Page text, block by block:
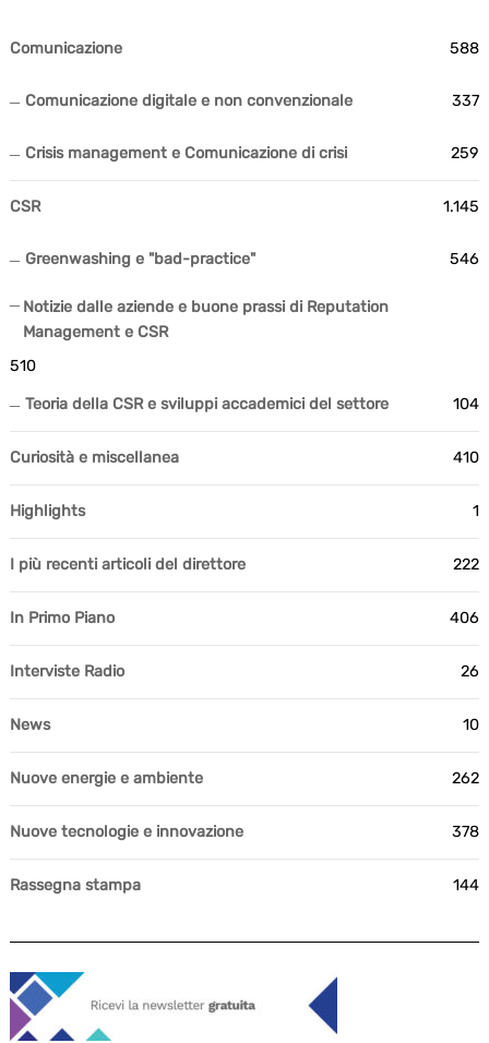
Comunicazione 588
Comunicazione digitale e non convenzionale 337
Crisis management e Comunicazione di crisi 259
CSR 1.145
Greenwashing e "bad-practice" 546
Notizie dalle aziende e buone prassi di Reputation
Management e CSR
510
Teoria della CSR e sviluppi accademici del settore 104
Curiosità e miscellanea 410
Highlights 1
I più recenti articoli del direttore 222
In Primo Piano 406
Interviste Radio 26
News 10
Nuove energie e ambiente 262
Nuove tecnologie e innovazione 378
Rassegna stampa 144